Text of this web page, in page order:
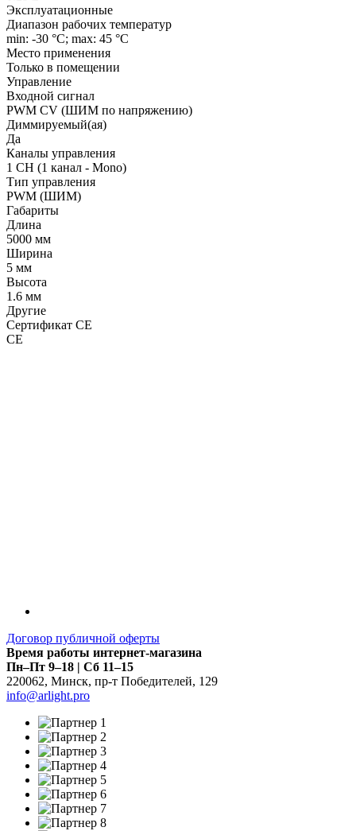
Эксплуатационные
Диапазон рабочих температур
min: -30 °C; max: 45 °C
Место применения
Только в помещении
Управление
Входной сигнал
PWM СV (ШИМ по напряжению)
Диммируемый(ая)
Да
Каналы управления
1 CH (1 канал - Mono)
Тип управления
PWM (ШИМ)
Габариты
Длина
5000 мм
Ширина
5 мм
Высота
1.6 мм
Другие
Сертификат CE
CE
Договор публичной оферты
Время работы интернет-магазина
Пн–Пт 9–18 | Сб 11–15
220062, Минск, пр-т Победителей, 129
info@arlight.pro